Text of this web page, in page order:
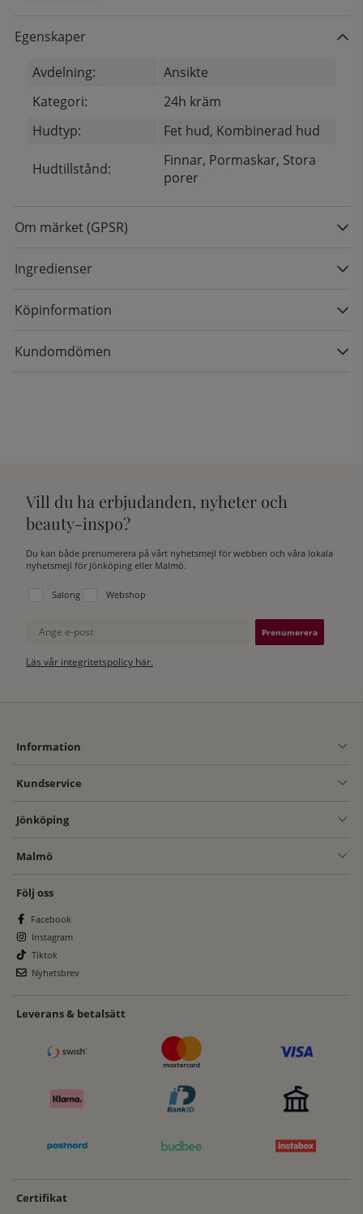
Egenskaper
Avdelning:
Ansikte
Kategori:
24h kräm
Hudtyp:
Fet hud, Kombinerad hud
Hudtillstånd:
Finnar, Pormaskar, Stora
porer
Om märket (GPSR)
Ingredienser
Köpinformation
Kundomdömen
Vill du ha erbjudanden, nyheter och
beauty-inspo?
Du kan både prenumerera på vårt nyhetsmejl för webben och våra lokala
nyhetsmejl för Jönköping eller Malmö.
Välj vilken lista du vill prenumerera på:
Salong Webshop
Ange e-post
Läs vår integritetspolicy här.
Information
Kundservice
Jönköping
Malmö
Följ oss
Facebook
Instagram
Tiktok
Nyhetsbrev
Leverans & betalsätt
Certifikat